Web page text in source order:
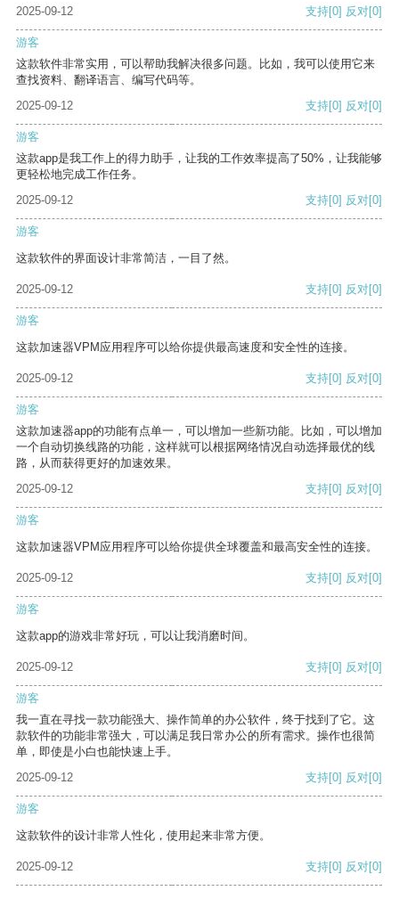
2025-09-12 支持[0] 反对[0]
游客
这款软件非常实用，可以帮助我解决很多问题。比如，我可以使用它来
查找资料、翻译语言、编写代码等。
2025-09-12
支持[0] 反对[0]
游客
这款app是我工作上的得力助手，让我的工作效率提高了50%，让我能够
更轻松地完成工作任务。
2025-09-12
支持[0] 反对[0]
游客
这款软件的界面设计非常简洁，一目了然。
2025-09-12 支持[0] 反对[0]
游客
这款加速器VPM应用程序可以给你提供最高速度和安全性的连接。
2025-09-12 支持[0] 反对[0]
游客
这款加速器app的功能有点单一，可以增加一些新功能。比如，可以增加
一个自动切换线路的功能，这样就可以根据网络情况自动选择最优的线
路，从而获得更好的加速效果。
2025-09-12
支持[0] 反对[0]
游客
这款加速器VPM应用程序可以给你提供全球覆盖和最高安全性的连接。
2025-09-12 支持[0] 反对[0]
游客
这款app的游戏非常好玩，可以让我消磨时间。
2025-09-12 支持[0] 反对[0]
游客
我一直在寻找一款功能强大、操作简单的办公软件，终于找到了它。这
款软件的功能非常强大，可以满足我日常办公的所有需求。操作也很简
单，即使是小白也能快速上手。
2025-09-12
支持[0] 反对[0]
游客
这款软件的设计非常人性化，使用起来非常方便。
2025-09-12 支持[0] 反对[0]